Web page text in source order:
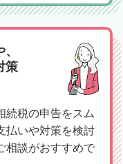
策
続税の申告をスム
払いや対策を検討
相談がおすすめで